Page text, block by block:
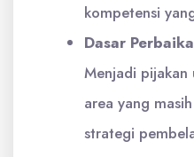
kompetensi
Dasar
Menjadi pijakan
area yang
strategi